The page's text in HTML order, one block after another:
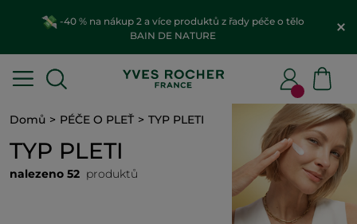
-40 % na nákup 2 a více produktů z řady péče o tělo
BAIN DE NATURE
Domů PÉČE O PLEŤ TYP PLETI
TYP PLETI
nalezeno 52 produktů